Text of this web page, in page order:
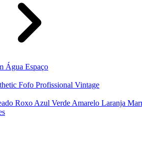
Água Espaço
Fofo Profissional Vintage
Roxo Azul Verde Amarelo Laranja